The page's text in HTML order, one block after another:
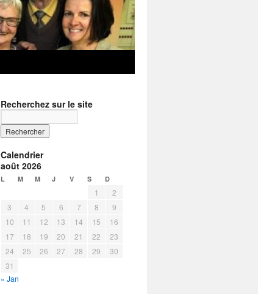
Recherchez sur le site
Calendrier
août 2026
L M M J V S D
« Jan
1
2
3
4 5 6 7 8
9
10
11 12 13 14 15
16
17
18 19 20 21 22
23
24
25 26 27 28 29
30
31